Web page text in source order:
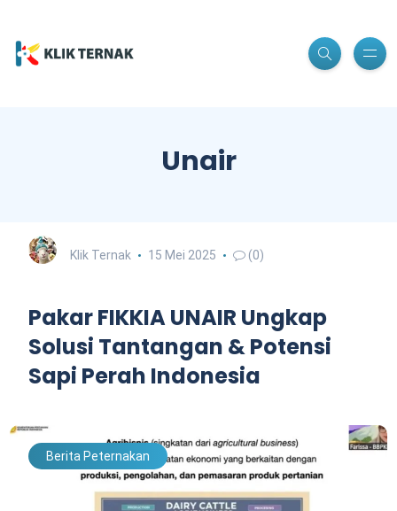
Unair
Klik Ternak 15 Mei 2025 (0)
Pakar FIKKIA UNAIR Ungkap
Solusi Tantangan & Potensi
Sapi Perah Indonesia
Berita Peternakan